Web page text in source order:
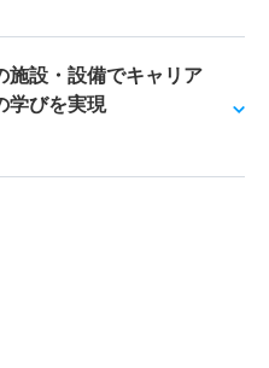
施設・設備でキャリア
学びを実現